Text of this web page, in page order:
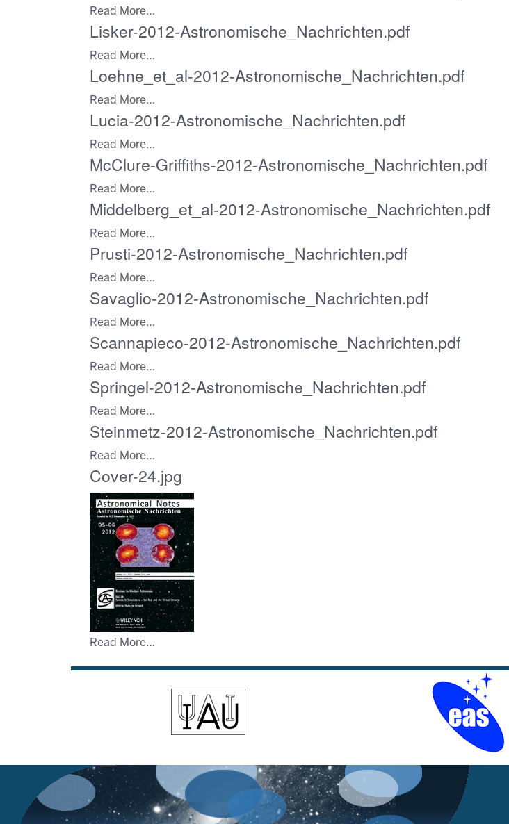
Read More…
Lisker-2012-Astronomische_Nachrichten.pdf
Read More…
Loehne_et_al-2012-Astronomische_Nachrichten.pdf
Read More…
Lucia-2012-Astronomische_Nachrichten.pdf
Read More…
McClure-Griffiths-2012-Astronomische_Nachrichten.pdf
Read More…
Middelberg_et_al-2012-Astronomische_Nachrichten.pdf
Read More…
Prusti-2012-Astronomische_Nachrichten.pdf
Read More…
Savaglio-2012-Astronomische_Nachrichten.pdf
Read More…
Scannapieco-2012-Astronomische_Nachrichten.pdf
Read More…
Springel-2012-Astronomische_Nachrichten.pdf
Read More…
Steinmetz-2012-Astronomische_Nachrichten.pdf
Read More…
Cover-24.jpg
Read More…